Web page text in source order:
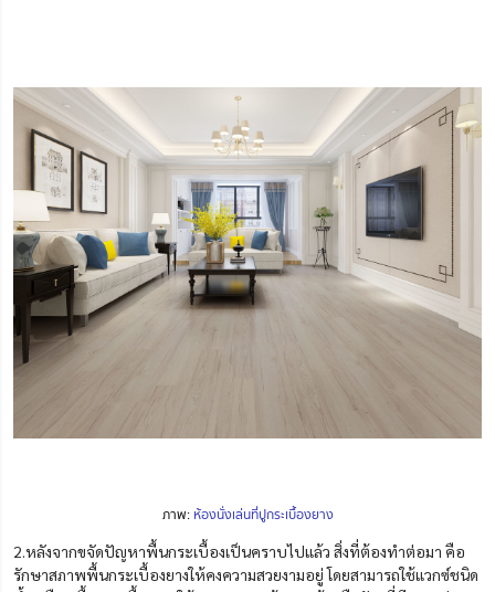
ภาพ: ห้องนั่งเล่นที่ปูกระเบื้องยาง
2.หลังจากขจัดปัญหาพื้นกระเบื้องเป็นคราบไปแล้ว สิ่งที่ต้องทำต่อมา คือ
รักษาสภาพพื้นกระเบื้องยางให้คงความสวยงามอยู่ โดยสามารถใช้แวกซ์ชนิด